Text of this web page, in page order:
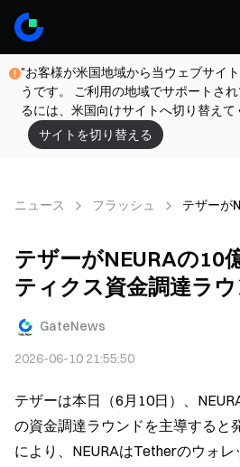
"お客様が米国地域から当ウェブサイ
うです。 ご利用の地域でサポートさ
るには、米国向けサイトへ切り替えて
サイトを切り替える
ニュース フラッシュ テザーが
テザーがNEURAの10
ティクス資金調達ラ
GateNews
2026-06-10 21:55:50
テザーは本日（6月10日）、
の資金調達ラウンドを主導すると
により、NEURAはTetherのウォ